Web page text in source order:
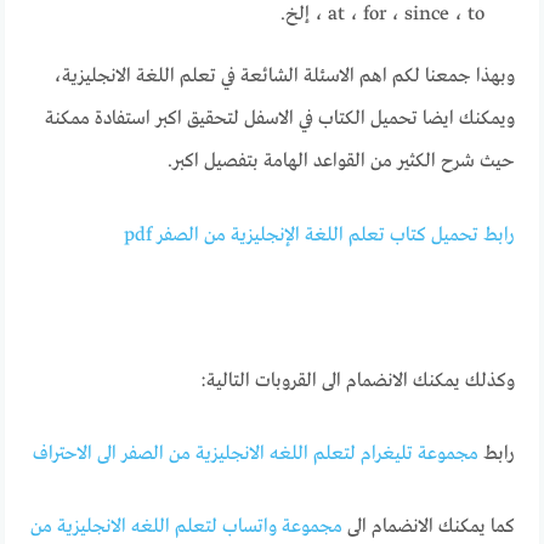
at ، for ، since ، to ، إلخ.
وبهذا جمعنا لكم اهم الاسئلة الشائعة في تعلم اللغة الانجليزية،
ويمكنك ايضا تحميل الكتاب في الاسفل لتحقيق اكبر استفادة ممكنة
حيث شرح الكثير من القواعد الهامة بتفصيل اكبر.
رابط تحميل كتاب تعلم اللغة الإنجليزية من الصفر pdf
وكذلك يمكنك الانضمام الى القروبات التالية:
رابط مجموعة تليغرام لتعلم اللغه الانجليزية من الصفر الى الاحتراف
كما يمكنك الانضمام الى مجموعة واتساب لتعلم اللغه الانجليزية من